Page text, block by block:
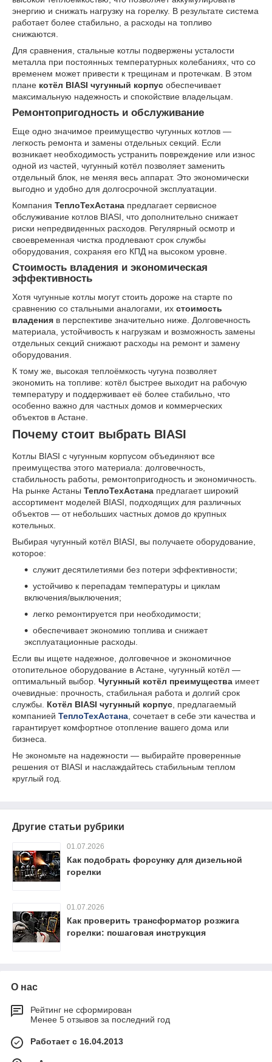
энергию и снижать нагрузку на горелку. В результате система
работает более стабильно, а расходы на топливо
снижаются.
Для сравнения, стальные котлы подвержены усталости
металла при постоянных температурных колебаниях, что со
временем может привести к трещинам и протечкам. В этом
плане котёл BIASI чугунный корпус обеспечивает
максимальную надежность и спокойствие владельцам.
Ремонтопригодность и обслуживание
Еще одно значимое преимущество чугунных котлов —
легкость ремонта и замены отдельных секций. Если
возникает необходимость устранить повреждение или износ
одной из частей, чугунный котёл позволяет заменить
отдельный блок, не меняя весь аппарат. Это экономически
выгодно и удобно для долгосрочной эксплуатации.
Компания ТеплоТехАстана предлагает сервисное
обслуживание котлов BIASI, что дополнительно снижает
риски непредвиденных расходов. Регулярный осмотр и
своевременная чистка продлевают срок службы
оборудования, сохраняя его КПД на высоком уровне.
Стоимость владения и экономическая
эффективность
Хотя чугунные котлы могут стоить дороже на старте по
сравнению со стальными аналогами, их стоимость
владения в перспективе значительно ниже. Долговечность
материала, устойчивость к нагрузкам и возможность замены
отдельных секций снижают расходы на ремонт и замену
оборудования.
К тому же, высокая теплоёмкость чугуна позволяет
экономить на топливе: котёл быстрее выходит на рабочую
температуру и поддерживает её более стабильно, что
особенно важно для частных домов и коммерческих
объектов в Астане.
Почему стоит выбрать BIASI
Котлы BIASI с чугунным корпусом объединяют все
преимущества этого материала: долговечность,
стабильность работы, ремонтопригодность и экономичность.
На рынке Астаны ТеплоТехАстана предлагает широкий
ассортимент моделей BIASI, подходящих для различных
объектов — от небольших частных домов до крупных
котельных.
Выбирая чугунный котёл BIASI, вы получаете оборудование,
которое:
служит десятилетиями без потери эффективности;
устойчиво к перепадам температуры и циклам
включения/выключения;
легко ремонтируется при необходимости;
обеспечивает экономию топлива и снижает
эксплуатационные расходы.
Если вы ищете надежное, долговечное и экономичное
отопительное оборудование в Астане, чугунный котёл —
оптимальный выбор. Чугунный котёл преимущества имеет
очевидные: прочность, стабильная работа и долгий срок
службы. Котёл BIASI чугунный корпус , предлагаемый
компанией ТеплоТехАстана , сочетает в себе эти качества и
гарантирует комфортное отопление вашего дома или
бизнеса.
Не экономьте на надежности — выбирайте проверенные
решения от BIASI и наслаждайтесь стабильным теплом
круглый год.
Другие статьи рубрики
01.07.2026
Как подобрать форсунку для дизельной
горелки
01.07.2026
Как проверить трансформатор розжига
горелки: пошаговая инструкция
О нас
Рейтинг не сформирован
Менее 5 отзывов за последний год
Работает с 16.04.2013